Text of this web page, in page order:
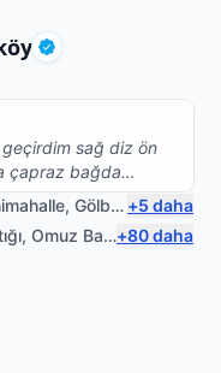
Doğrulanmış
sağ diz ön
çapraz bağda
oldu başarılı bir
kaybı sorunlarım
fizyoterapi
, Gölbaşı )
+5 daha
, Omuz Bağ Yaralanması +80daha